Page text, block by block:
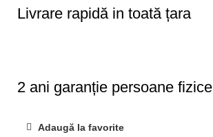
Livrare rapidă in toată țara
2 ani garanție persoane fizice
Adaugă la favorite